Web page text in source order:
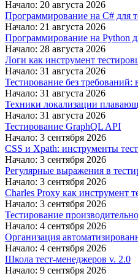
Начало: 20 августа 2026
Программирование на C# для
Начало: 21 августа 2026
Программирование на Python
Начало: 28 августа 2026
Логи как инструмент
Начало: 31 августа 2026
Тестирование без
Начало: 31 августа 2026
Техники локализации
Начало: 31 августа 2026
Тестирование GraphQL API
Начало: 3 сентября 2026
CSS и Xpath: инструменты
Начало: 3 сентября 2026
Регулярные выражения в
Начало: 3 сентября 2026
Charles Proxy как инструмент
Начало: 3 сентября 2026
Тестирование
Начало: 4 сентября 2026
Организация
Начало: 4 сентября 2026
Школа тест-менеджеров v. 2.0
Начало: 9 сентября 2026